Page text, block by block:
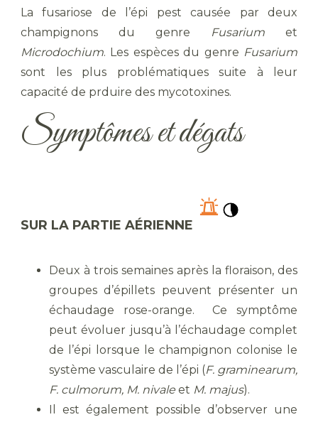
La fusariose de l’épi pest causée par deux
champignons du genre
Fusarium et
Microdochium. Les espèces du genre Fusarium
sont les plus problématiques suite à leur
capacité de prduire des mycotoxines.
Symptômes et dégats
SUR LA PARTIE AÉRIENNE
Deux à trois semaines après la floraison, des
groupes d’épillets peuvent présenter un
échaudage rose-orange. Ce symptôme
peut évoluer jusqu’à l’échaudage complet
de l’épi lorsque le champignon colonise le
système vasculaire de l’épi (F. graminearum,
F. culmorum, M. nivale et M. majus).
Il est également possible d’observer une